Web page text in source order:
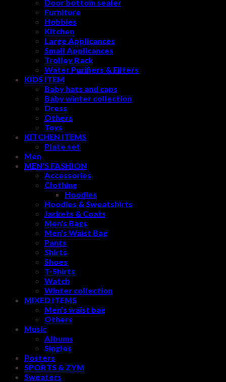
Door bottom sealer
Furniture
Hobbies
Kitchen
Large Applicances
Small Applicances
Trolley Rack
Water Purifiers & Filters
KIDS ITEM
Baby hats and caps
Baby winter collection
Dress
Others
Toys
KITCHEN ITEMS
Plate set
Men
MEN'S FASHION
Accessories
Clothing
Hoodies
Hoodies & Sweatshirts
Jackets & Coats
Men's Bags
Men's Waist Bag
Pants
Shirts
Shoes
T-Shirts
Watch
Winter collection
MIXED ITEMS
Men's waist bag
Others
Music
Albums
Singles
Posters
SPORTS & ZYM
Sweaters